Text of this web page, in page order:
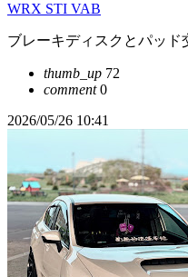
WRX STI VAB
ブレーキディスクとパッド
thumb_up 72
comment0
2026/05/26 10:41